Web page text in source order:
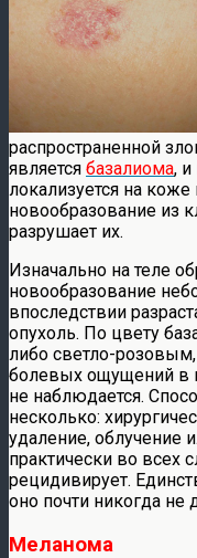
распространенной
является базалиома, и
локализуется на
новообразование из
разрушает их.
Изначально на теле
новообразование
впоследствии
опухоль. По цвету
либо светло-
болевых ощущений в
не наблюдается.
несколько:
удаление, облучение
практически во всех
рецидивирует.
оно почти никогда не
Меланома